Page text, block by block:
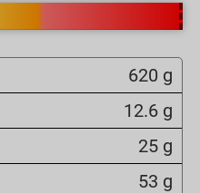
620 g
12.6 g
25 g
53 g